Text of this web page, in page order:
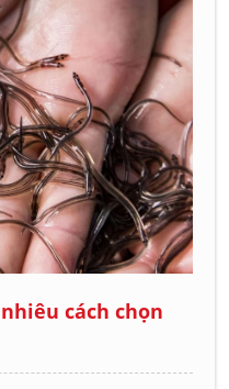
cách chọn